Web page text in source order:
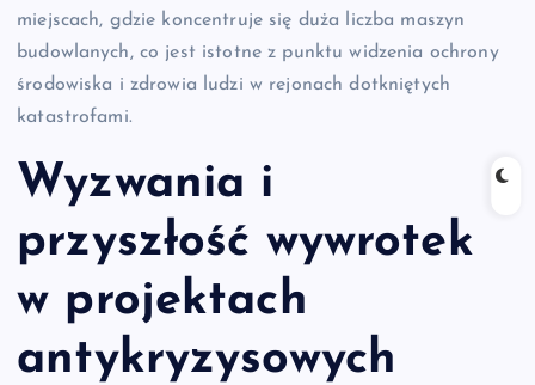
miejscach, gdzie koncentruje się duża liczba maszyn
budowlanych, co jest istotne z punktu widzenia ochrony
środowiska i zdrowia ludzi w rejonach dotkniętych
katastrofami.
Wyzwania i
przyszłość wywrotek
w projektach
antykryzysowych